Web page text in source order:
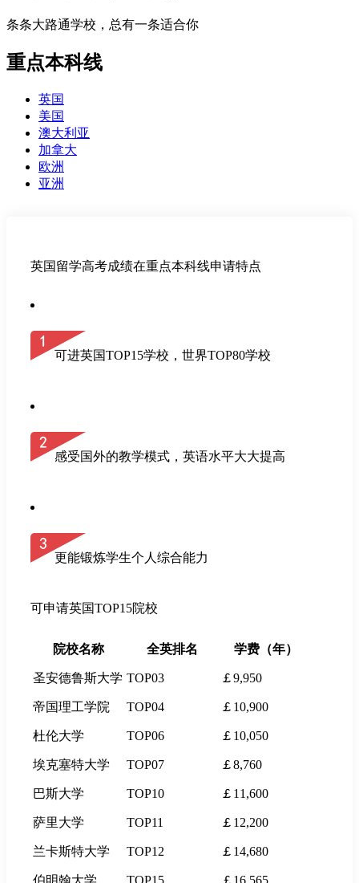
条条大路通学校，总有一条适合你
重点本科线
英国
美国
澳大利亚
加拿大
欧洲
亚洲
英国留学高考成绩在重点本科线申请特点
可进英国TOP15学校，世界TOP80学校
感受国外的教学模式，英语水平大大提高
更能锻炼学生个人综合能力
可申请英国TOP15院校
院校名称 全英排名 学费（年）
圣安德鲁斯大学 TOP03 ￡9,950
帝国理工学院 TOP04 ￡10,900
杜伦大学 TOP06 ￡10,050
埃克塞特大学 TOP07 ￡8,760
巴斯大学 TOP10 ￡11,600
萨里大学 TOP11 ￡12,200
兰卡斯特大学 TOP12 ￡14,680
伯明翰大学 TOP15 ￡16,565